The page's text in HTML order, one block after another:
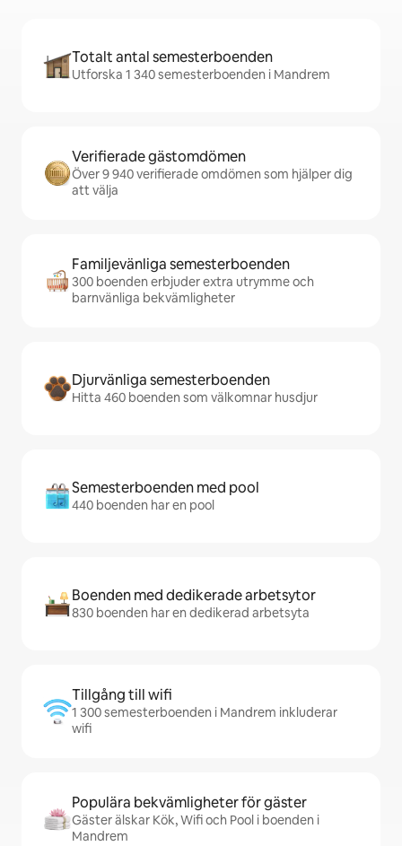
Totalt antal semesterboenden
Utforska 1 340 semesterboenden i Mandrem
Verifierade gästomdömen
Över 9 940 verifierade omdömen som hjälper dig
att välja
Familjevänliga semesterboenden
300 boenden erbjuder extra utrymme och
barnvänliga bekvämligheter
Djurvänliga semesterboenden
Hitta 460 boenden som välkomnar husdjur
Semesterboenden med pool
440 boenden har en pool
Boenden med dedikerade arbetsytor
830 boenden har en dedikerad arbetsyta
Tillgång till wifi
1 300 semesterboenden i Mandrem inkluderar
wifi
Populära bekvämligheter för gäster
Gäster älskar Kök, Wifi och Pool i boenden i
Mandrem